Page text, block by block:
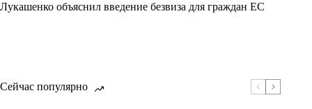
Лукашенко объяснил введение безвиза для граждан ЕС
Сейчас популярно